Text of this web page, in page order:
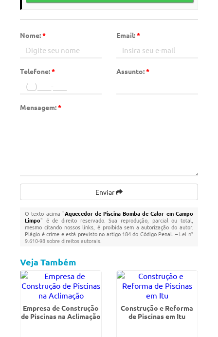
Nome:* Email:*
Telefone:* Assunto:*
Mensagem:*
Enviar
O texto acima "Aquecedor de Piscina Bomba de Calor em Campo
Limpo" é de direito reservado. Sua reprodução, parcial ou total,
mesmo citando nossos links, é proibida sem a autorização do autor.
Plágio é crime e está previsto no artigo 184 do Código Penal. –Lei n°
9.610-98 sobre direitos autorais
Veja Também
Empresa de Construção
de Piscinas na Aclimação
Construção e Reforma
de Piscinas em Itu